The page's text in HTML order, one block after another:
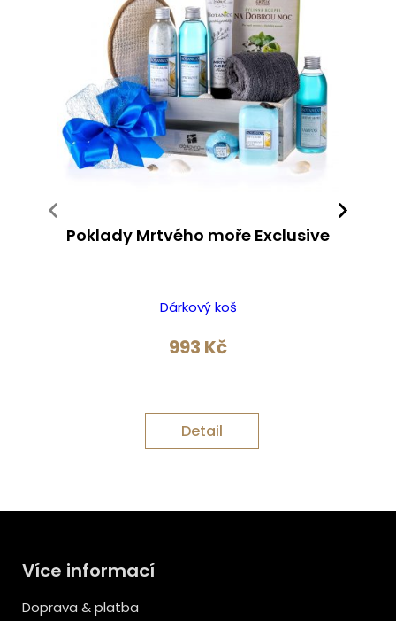
Poklady Mrtvého moře Exclusive
Dárkový koš
993 Kč
Detail
Více informací
Doprava & platba